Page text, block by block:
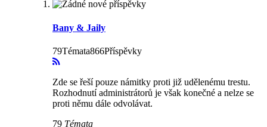
Bany & Jaily
79Témata866Příspěvky
Zde se řeší pouze námitky proti již udělenému trestu.
Rozhodnutí administrátorů je však konečné a nelze se
proti němu dále odvolávat.
79 Témata